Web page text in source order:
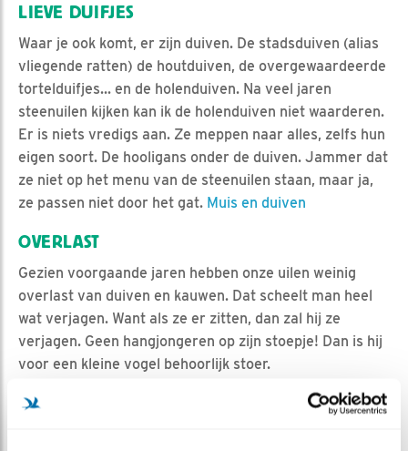
LIEVE DUIFJES
Waar je ook komt, er zijn duiven. De stadsduiven (alias
vliegende ratten) de houtduiven, de overgewaardeerde
tortelduifjes... en de holenduiven. Na veel jaren
steenuilen kijken kan ik de holenduiven niet waarderen.
Er is niets vredigs aan. Ze meppen naar alles, zelfs hun
eigen soort. De hooligans onder de duiven. Jammer dat
ze niet op het menu van de steenuilen staan, maar ja,
ze passen niet door het gat. Muis en duiven
OVERLAST
Gezien voorgaande jaren hebben onze uilen weinig
overlast van duiven en kauwen. Dat scheelt man heel
wat verjagen. Want als ze er zitten, dan zal hij ze
verjagen. Geen hangjongeren op zijn stoepje! Dan is hij
voor een kleine vogel behoorlijk stoer.